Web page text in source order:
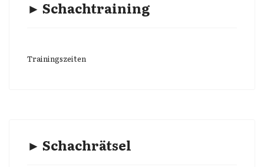
► Schachtraining
Trainingszeiten
► Schachrätsel